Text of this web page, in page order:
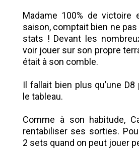
Madame 100% de victoire
saison, comptait bien ne
stats ! Devant les
voir jouer sur son propre
était à son comble.
Il fallait bien plus qu’une
le tableau.
Comme à son habitude,
rentabiliser ses sorties.
2 sets quand on peut jouer